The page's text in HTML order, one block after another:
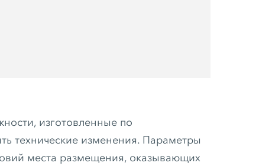
изготовленные по
технические изменения. Параметры
места размещения, оказывающих